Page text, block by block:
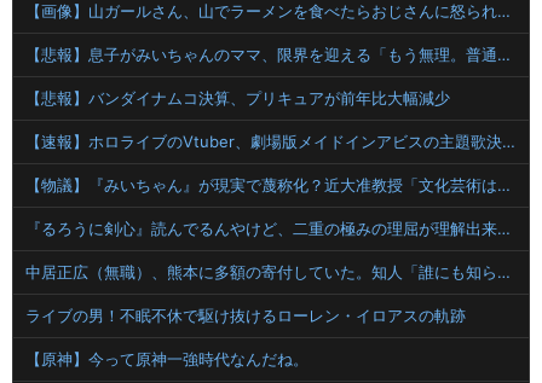
【画像】山ガールさん、山でラーメンを食べたらおじさんに怒られるｗｗｗ
【悲報】息子がみいちゃんのママ、限界を迎える「もう無理。普通の家庭を築きたい。普通の子育てをしたい。」
【悲報】バンダイナムコ決算、プリキュアが前年比大幅減少
【速報】ホロライブのVtuber、劇場版メイドインアビスの主題歌決定wwwwwwwwww
【物議】『みいちゃん』が現実で蔑称化？近大准教授「文化芸術は人を傷つけてもよい。ただし傷つけ方がある」
『るろうに剣心』読んでるんやけど、二重の極みの理屈が理解出来ない
中居正広（無職）、熊本に多額の寄付していた。知人「誰にも知られなくてもいい、と公表してない」
ライブの男！不眠不休で駆け抜けるローレン・イロアスの軌跡
【原神】今って原神一強時代なんだね。